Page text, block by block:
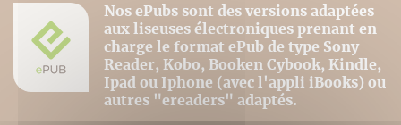
Nos ePubs sont des versions adaptées
aux liseuses électroniques prenant en
charge le format ePub de type Sony
Reader, Kobo, Booken Cybook, Kindle,
Ipad ou Iphone (avec l'appli iBooks) ou
autres "ereaders" adaptés.